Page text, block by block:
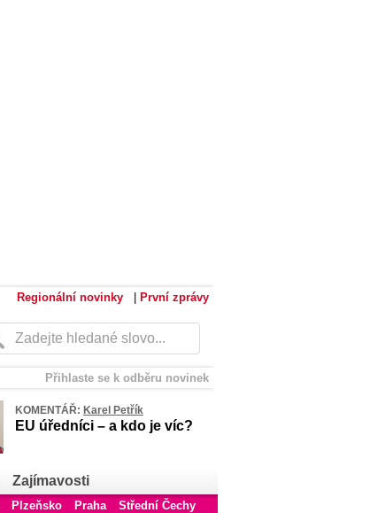
Regionální novinky První zprávy
Přihlaste se k odběru novinek
KOMENTÁŘ: Karel Petřík
EU úředníci – a kdo je víc?
Zajímavosti
Plzeňsko Praha
Střední Čechy